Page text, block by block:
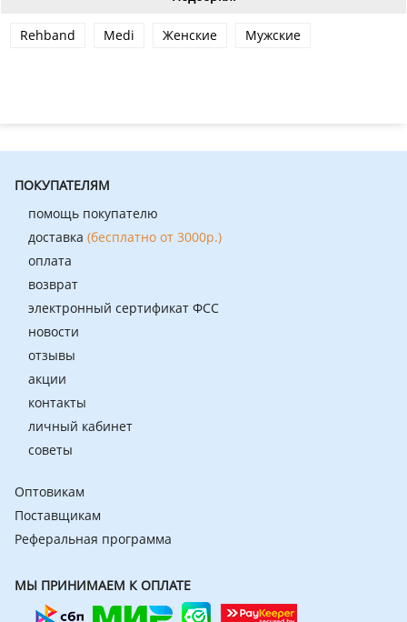
Rehband Medi Женские Мужские
ПОКУПАТЕЛЯМ
помощь покупателю
доставка (бесплатно от 3000р.)
оплата
возврат
электронный сертификат ФСС
новости
отзывы
акции
контакты
личный кабинет
советы
Оптовикам
Поставщикам
Реферальная программа
МЫ ПРИНИМАЕМ К ОПЛАТЕ